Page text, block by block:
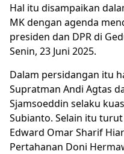
Hal itu disampaikan
MK dengan agenda
presiden dan DPR di
Senin, 23 Juni 2025.
Dalam persidangan itu
Supratman Andi Agtas
Sjamsoeddin selaku
Subianto. Selain itu
Edward Omar Sharif
Pertahanan Doni